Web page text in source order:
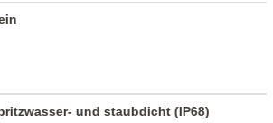
und staubdicht (IP68)